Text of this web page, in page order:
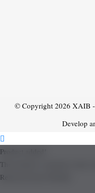
© Copyright 2026 XAIB -
Develop
Product added!
The product is already in the
Removed from Wishlist